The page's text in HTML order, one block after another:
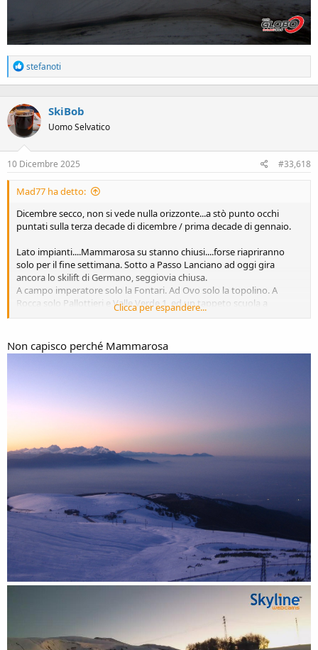
R
e
a
t
i
o
n
:
stefanoti
SkiBob
Uomo Selvatico
10 Dicembre 2025 #33,618
Mad77 ha detto:
Dicembre secco, non si vede nulla orizzonte...a stò punto occhi
puntati sulla terza decade di dicembre / prima decade di gennaio.
Lato impianti....Mammarosa su stanno chiusi....forse riapriranno
solo per il fine settimana. Sotto a Passo Lanciano ad oggi gira
ancora lo skilift di Germano, seggiovia chiusa.
A campo imperatore solo la Fontari. Ad Ovo solo la topolino. A
Rocca solo Pallottieri e Valle Verde 1, ed un tappeto scuola a
Ed anche oggi sciamo domani...
Clicca per espandere...
Non capisco perché Mammarosa